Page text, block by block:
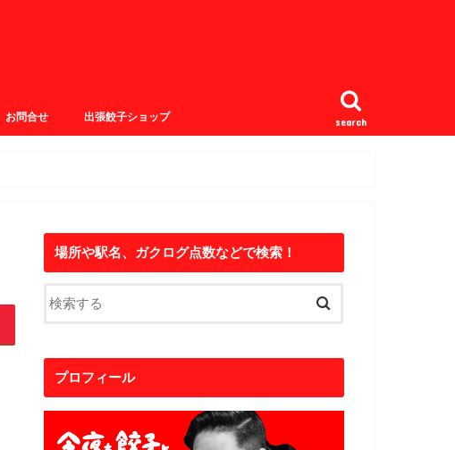
search
お問合せ 出張餃子ショップ
場所や駅名、ガクログ点数などで検索！
プロフィール